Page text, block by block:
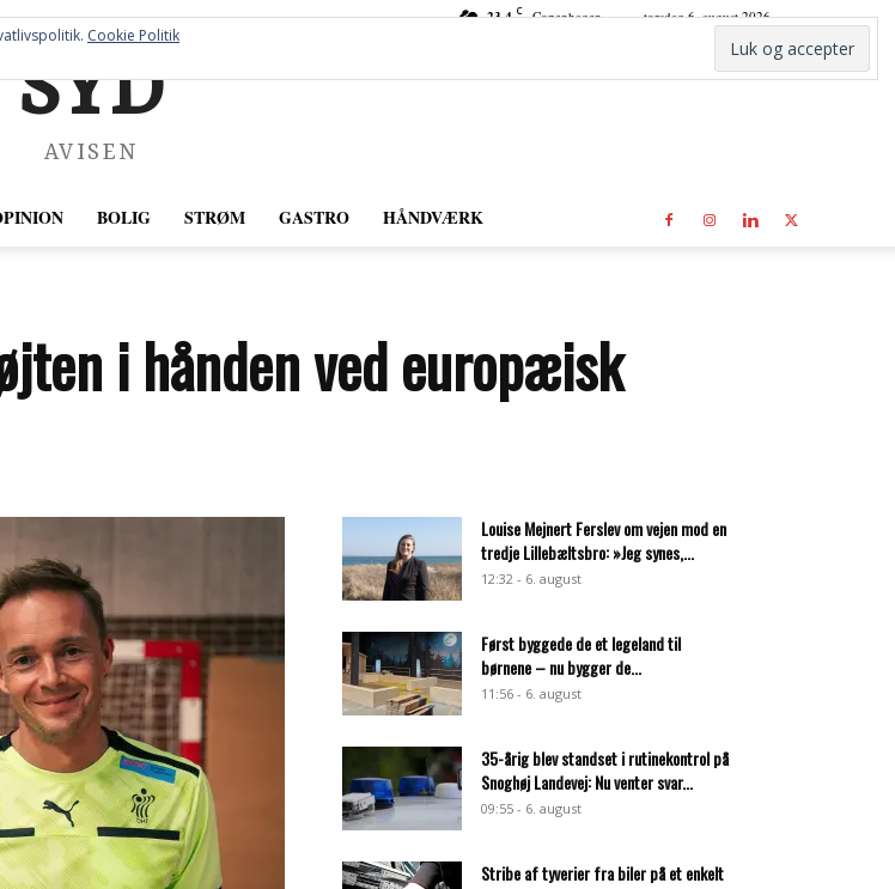
23.4 C Copenhagen torsdag 6. august 2026
SYD
AVISEN
BOLIG STRØM GASTRO HÅNDVÆRK
i hånden ved europæisk
Louise Mejnert Ferslev om vejen mod en
tredje Lillebæltsbro: »Jeg synes,...
12:32 - 6. august
Først byggede de et legeland til
børnene – nu bygger de...
11:56 - 6. august
35-årig blev standset i rutinekontrol på
Snoghøj Landevej: Nu venter svar...
09:55 - 6. august
Stribe af tyverier fra biler på et enkelt
Cookie Politik